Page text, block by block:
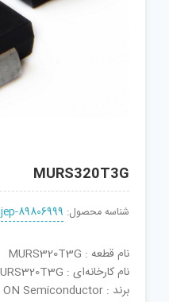
MURS320T3G
شناسه محصول: jep-89806999
نام قطعه : MURS320T3G
نام کارخانه‌ای : MURS320T3G
برند : ON Semiconductor